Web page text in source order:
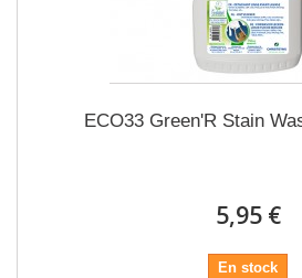
ECO33 Green'R Stain
5,95 €
En stock